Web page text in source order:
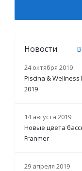
Новости
24 октября 2019
Piscina & Wellness
2019
14 августа 2019
Новые цвета
Franmer
29 апреля 2019